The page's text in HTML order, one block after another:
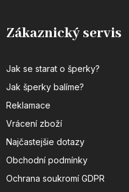
Zákaznický servis
Jak se starat o šperky?
Jak šperky balíme?
Reklamace
Vrácení zboží
Najčastejšie dotazy
Obchodní podmínky
Ochrana soukromí GDPR